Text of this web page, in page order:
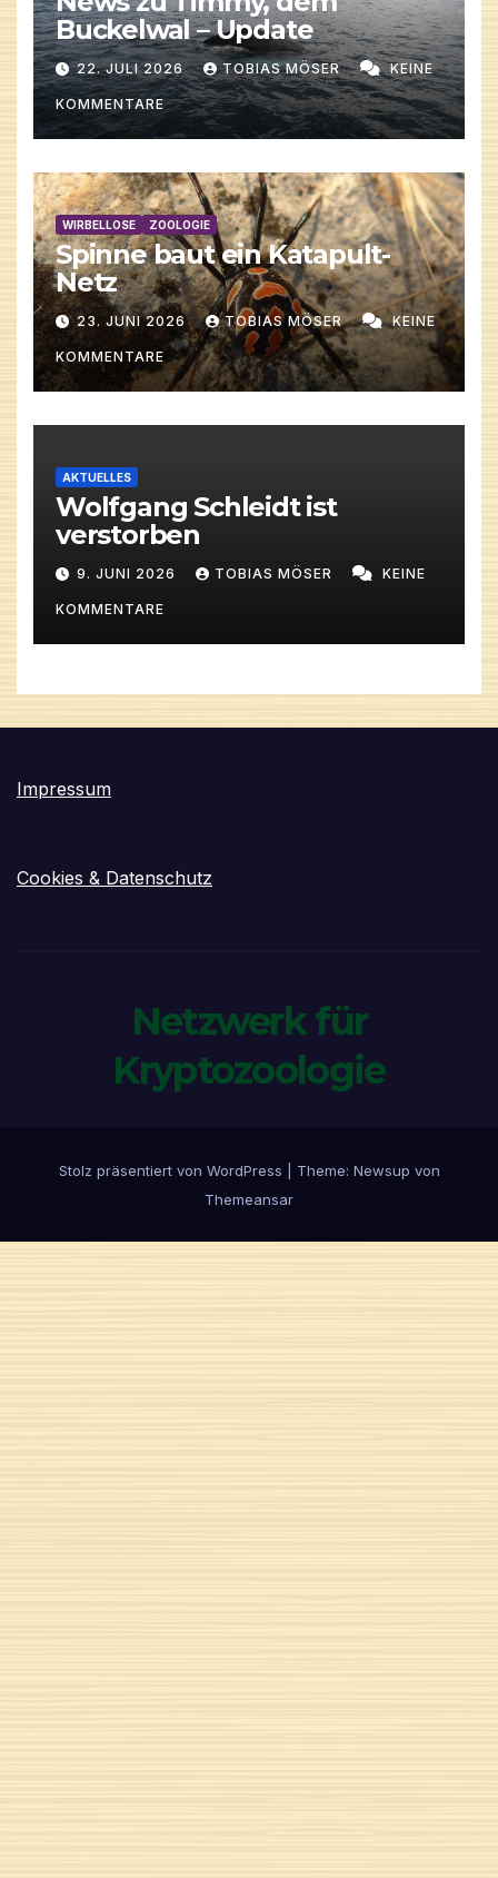
Buckelwal – Update
22. JULI 2026 TOBIAS MÖSER KEINE
KOMMENTARE
WIRBELLOSE ZOOLOGIE
Spinne baut ein Katapult-
Netz
23. JUNI 2026 TOBIAS MÖSER KEINE
KOMMENTARE
AKTUELLES
Wolfgang Schleidt ist
verstorben
9. JUNI 2026 TOBIAS MÖSER KEINE
KOMMENTARE
Impressum
Cookies & Datenschutz
Netzwerk für
Kryptozoologie
Stolz präsentiert von WordPress Theme: Newsup von
Themeansar